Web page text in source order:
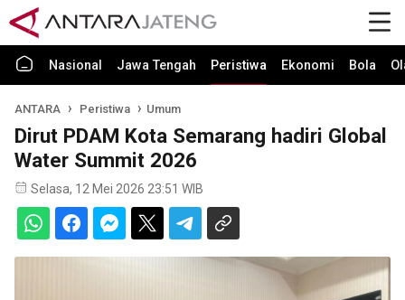
Nasional Jawa Tengah Peristiwa Ekonomi Bola
ANTARA Peristiwa Umum
Dirut PDAM Kota Semarang hadiri Global
Water Summit 2026
Selasa, 12 Mei 2026 23:51 WIB